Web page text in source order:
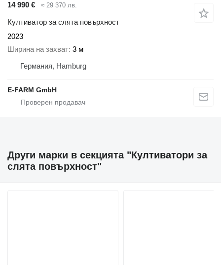
14 990 €
≈ 29 370 лв.
Култиватор за слята повърхност
2023
Ширина на захват 3 м
Германия, Hamburg
E-FARM GmbH
Други марки в секцията "Култиватори за
слята повърхност"